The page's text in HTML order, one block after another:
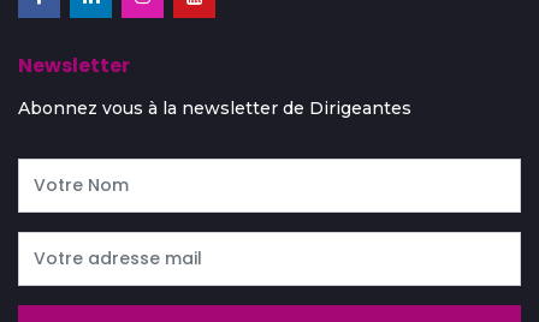
Newsletter
Abonnez vous à la newsletter de Dirigeantes